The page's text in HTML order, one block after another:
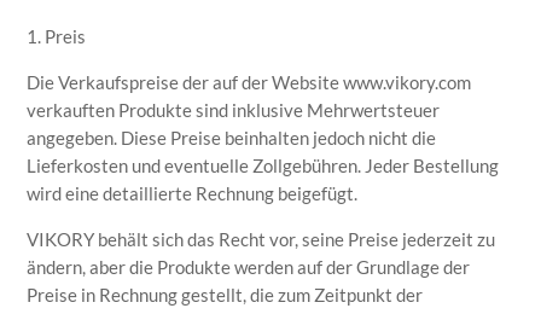
1. Preis
Die Verkaufspreise der auf der Website www.vikory.com
verkauften Produkte sind inklusive Mehrwertsteuer
angegeben. Diese Preise beinhalten jedoch nicht die
Lieferkosten und eventuelle Zollgebühren. Jeder Bestellung
wird eine detaillierte Rechnung beigefügt.
VIKORY behält sich das Recht vor, seine Preise jederzeit zu
ändern, aber die Produkte werden auf der Grundlage der
Preise in Rechnung gestellt, die zum Zeitpunkt der